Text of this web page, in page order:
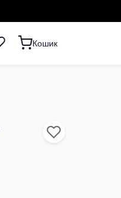
Кошик